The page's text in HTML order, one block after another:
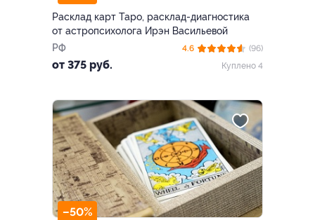
Расклад карт Таро, расклад-диагностика
от астропсихолога Ирэн Васильевой
РФ
от 375 руб.
4.6
(96)
Куплено 4
–50%